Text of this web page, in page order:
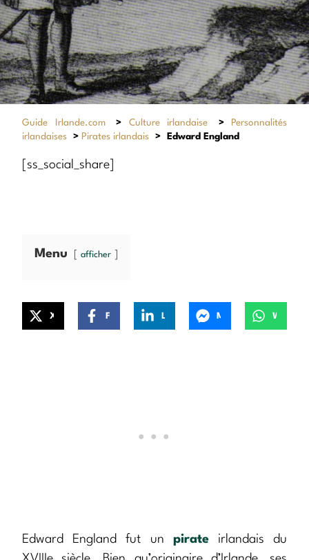
Guide Irlande.com > Culture irlandaise >
Personnalités
irlandaises
> Pirates irlandais > Edward England
[ss_social_share]
Menu afficher
Edward England fut un pirateirlandais du